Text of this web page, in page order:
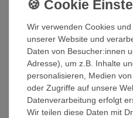
binnen kürzester Zeit
Kaffeepresse und festes
Die kräftige
nicht aus und ein flexibler,
Dichtungsring sorgt dafür,
Becher gelangt. Und
zusammenlegen und leicht
System für die Koffeinzufuhr
Wir verwenden Cookies
unserer Website und
Daten von Besucher:innen
Adresse), um z.B. Inhalte
personalisieren, Medien
oder Zugriffe auf unsere
Datenverarbeitung erfolgt
Wir teilen diese Daten mit